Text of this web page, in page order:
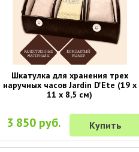
Шкатулка для хранения трех
наручных часов Jardin D'Ete (19 х
11 х 8,5 см)
3 850 руб. Купить